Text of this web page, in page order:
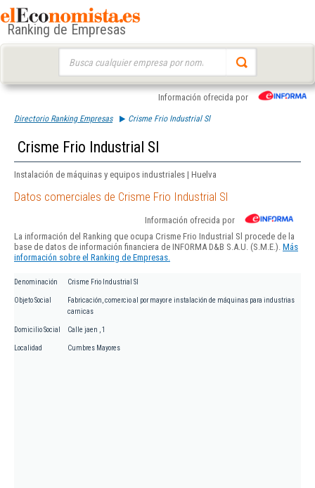
Ranking de Empresas
Información ofrecida por
Directorio Ranking Empresas Crisme Frio Industrial Sl
Crisme Frio Industrial Sl
Instalación de máquinas y equipos industriales | Huelva
Datos comerciales de Crisme Frio Industrial Sl
Información ofrecida por
La información del Ranking que ocupa Crisme Frio Industrial Sl procede de la
base de datos de información financiera de INFORMA D&B S.A.U. (S.M.E.). Más
información sobre el Ranking de Empresas.
Denominación Crisme Frio Industrial Sl
Objeto Social
Fabricación, comercio al por mayor e instalación de máquinas para industrias
carnicas
Domicilio Social Calle jaen , 1
Localidad Cumbres Mayores